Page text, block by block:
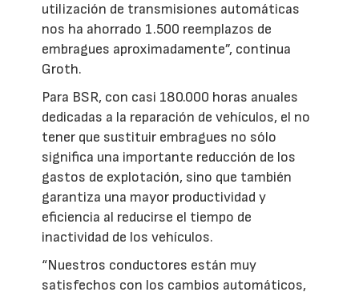
utilización de transmisiones automáticas
nos ha ahorrado 1.500 reemplazos de
embragues aproximadamente”, continua
Groth.
Para BSR, con casi 180.000 horas anuales
dedicadas a la reparación de vehículos, el no
tener que sustituir embragues no sólo
significa una importante reducción de los
gastos de explotación, sino que también
garantiza una mayor productividad y
eficiencia al reducirse el tiempo de
inactividad de los vehículos.
“Nuestros conductores están muy
satisfechos con los cambios automáticos,